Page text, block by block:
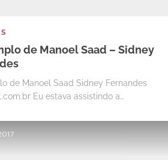
de Manoel Saad – Sidney
de Manoel Saad Sidney Fernandes
Eu estava assistindo a…